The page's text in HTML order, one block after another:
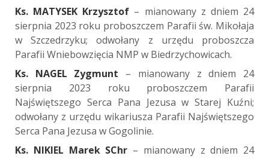
Ks. MATYSEK Krzysztof – mianowany z dniem 24
sierpnia 2023 roku proboszczem Parafii św. Mikołaja
w Szczedrzyku; odwołany z urzędu proboszcza
Parafii Wniebowzięcia NMP w Biedrzychowicach.
Ks. NAGEL Zygmunt – mianowany z dniem 24
sierpnia 2023 roku proboszczem Parafii
Najświętszego Serca Pana Jezusa w Starej Kuźni;
odwołany z urzędu wikariusza Parafii Najświętszego
Serca Pana Jezusa w Gogolinie.
Ks. NIKIEL Marek SChr – mianowany z dniem 24